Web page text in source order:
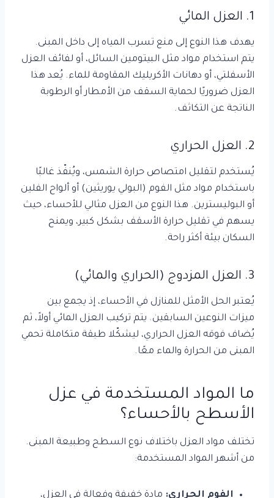
1. العزل المائي
يهدف هذا النوع إلى منع تسرب المياه إلى داخل المبنى.
يتم استخدام مواد مثل البيتومين السائل، أو لفائف العزل
الأسفلتي، أو دهانات الأكريليك المقاومة للماء. يُعد هذا
العزل ضروريًا لحماية السقف من الأمطار أو الرطوبة
الناتجة عن التكاثف.
2. العزل الحراري
يُستخدم لتقليل امتصاص حرارة الشمس، ويُنفّذ غالبًا
باستخدام مواد مثل الفوم (البولي يوريثين) أو ألواح الفلين
أو البوليسترين. هذا النوع من العزل مثالي للأحساء، حيث
يسهم في تقليل حرارة الأسقف بشكل كبير، ويمنح
السكان بيئة أكثر راحة.
3. العزل المزدوج (الحراري والمائي)
يُعتبر الحل الأمثل للمنازل في الأحساء، إذ يجمع بين
ميزات النوعين السابقين. يتم تركيب العزل المائي أولاً، ثم
يُضاف فوقه العزل الحراري، ليشكّلا طبقة متكاملة تحمي
المبنى من الحرارة والماء معًا.
ما المواد المستخدمة في عزل
الأسطح بالأحساء؟
تختلف مواد العزل باختلاف نوع السطح وطبيعة المبنى.
من أشهر المواد المستخدمة:
الفوم الحراري: مادة خفيفة وفعالة في العزل،